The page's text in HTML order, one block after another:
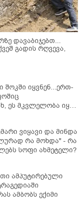
დავაბიჯებთ...
გადის რღვევა,
იყვნენ...ერთ-
ეს მკვლელობა იყო"
ტრაგედიის
ვიყავი და მინდა
რა მოხდა" - რა
სოფი ახმეტელი?
ამპუტირებული
ამბობს ექიმი